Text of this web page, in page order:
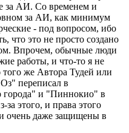
за АИ. Со временем и
за АИ, как минимум
- под вопросом, ибо
что это не просто создано
Впрочем, обычные люди
работы, и что-то я не
же Автора Тудей или
переписал в
города" и "Пиннокио" в
этого, и права этого
очень даже защищены в